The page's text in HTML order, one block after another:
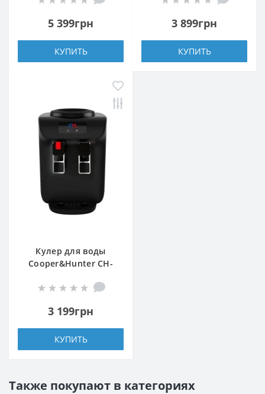
5 399грн
КУПИТЬ
3 899грн
КУПИТЬ
Кулер для воды
Cooper&Hunter CH-
3 199грн
КУПИТЬ
Также покупают в категориях